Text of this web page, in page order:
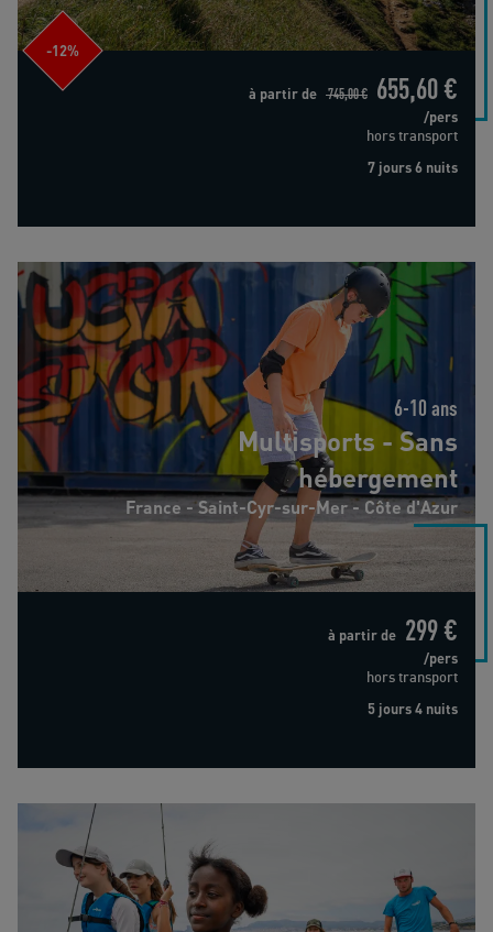
-12%
à partir de 745,00 € 655,60 €
/pers
hors transport
7 jours 6 nuits
Multisports - Sans hébergement
6-10 ans
Multisports - Sans
hébergement
France - Saint-Cyr-sur-Mer - Côte d'Azur
à partir de 299 €
/pers
hors transport
5 jours 4 nuits
Multi'Glisses - Sans hébergement